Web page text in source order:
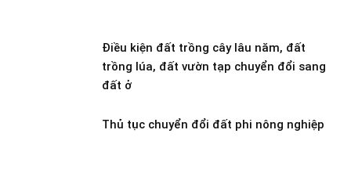
Điều kiện đất trồng cây lâu năm, đất
trồng lúa, đất vườn tạp chuyển đổi sang
đất ở
Thủ tục chuyển đổi đất phi nông nghiệp